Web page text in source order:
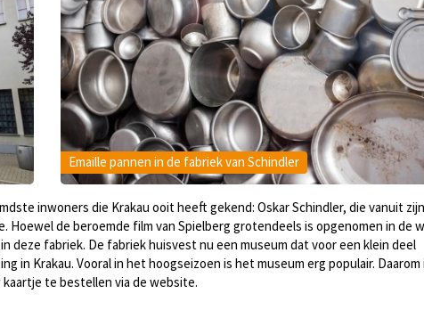
Emaille pannen in de fabriek van Schindler
inwoners die Krakau ooit heeft gekend: Oskar Schindler, die vanuit zijn
Hoewel de beroemde film van Spielberg grotendeels is opgenomen in de
deze fabriek. De fabriek huisvest nu een museum dat voor een klein deel
in Krakau. Vooral in het hoogseizoen is het museum erg populair. Daarom
te bestellen via de website.